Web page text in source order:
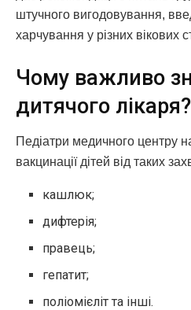
штучного вигодовування,
харчування у різних вікових
Чому важливо
дитячого лікаря?
Педіатри медичного центру
вакцинації дітей від таких
кашлюк;
дифтерія;
правець;
гепатит;
поліомієліт та інші.